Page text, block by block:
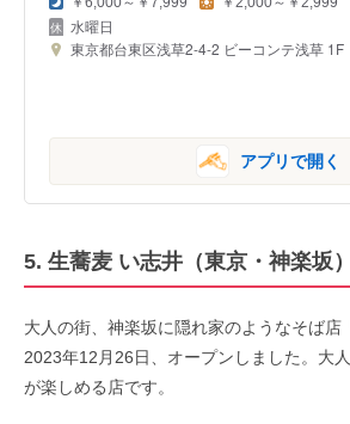
水曜日
東京都台東区浅草2-4-2 ビーコンテ浅草 1F
アプリで開く
5. 生蕎麦 い志井（東京・神楽坂）
大人の街、神楽坂に隠れ家のようなそば店
2023年12月26日、オープンしました。大
が楽しめる店です。